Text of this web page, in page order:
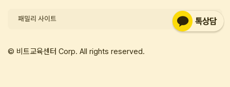
패밀리 사이트
© 비트교육센터 Corp. All rights reserved.